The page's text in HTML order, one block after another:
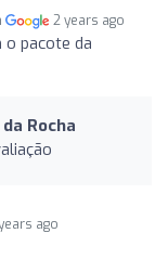
2 years ago
o pacote da
Rocha
ago